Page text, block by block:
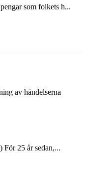
som folkets h...
av händelserna
25 år sedan,...